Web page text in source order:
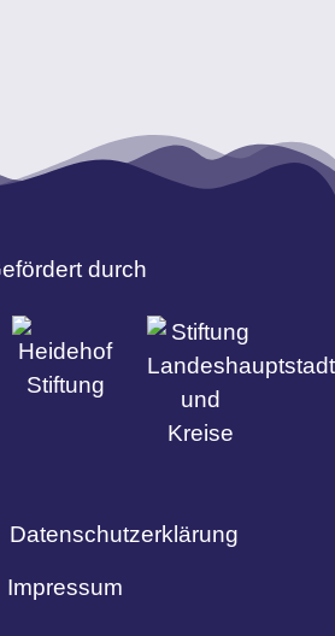
durch
Datenschutzerklärung
Impressum